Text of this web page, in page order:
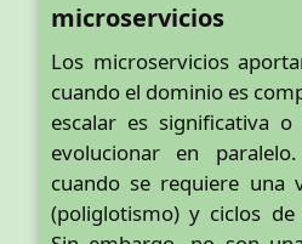
microservicios
Los microservicios
cuando el dominio es
escalar es significativa
evolucionar en
cuando se requiere una
(poliglotismo) y ciclos